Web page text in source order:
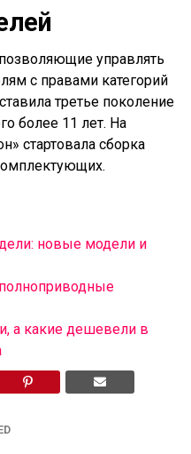
управлять
с правами категорий
третье поколение
более 11 лет. На
стартовала сборка
новые модели и
а какие дешевели в